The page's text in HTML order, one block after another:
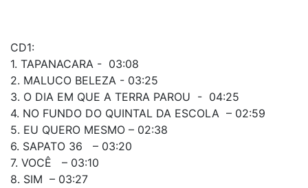
CD1:
1. TAPANACARA - 03:08
2. MALUCO BELEZA - 03:25
3. O DIA EM QUE A TERRA PAROU - 04:25
4. NO FUNDO DO QUINTAL DA ESCOLA – 02:59
5. EU QUERO MESMO – 02:38
6. SAPATO 36 – 03:20
7. VOCÊ – 03:10
8. SIM – 03:27